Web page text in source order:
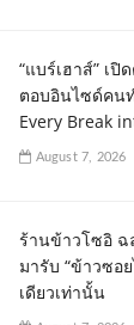
“แบร์เฮาส์” เปิ
ตอบอินไซด์คน
Every Break
August 7, 2026
ร้านข้าวโซอิ ฉ
มารับ “ข้าวซอ
เดียวเท่านั้น